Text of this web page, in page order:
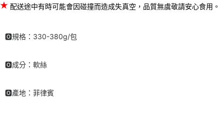
★ 配送途中有時可能會因碰撞而造成失真空，品質無虞敬請安心食用。
🅾規格：330-380g/包
🅾成分：軟絲
🅾產地：菲律賓